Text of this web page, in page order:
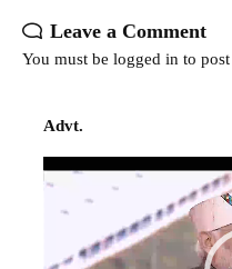
Leave a Comment
You must be logged in to
Advt.
Video